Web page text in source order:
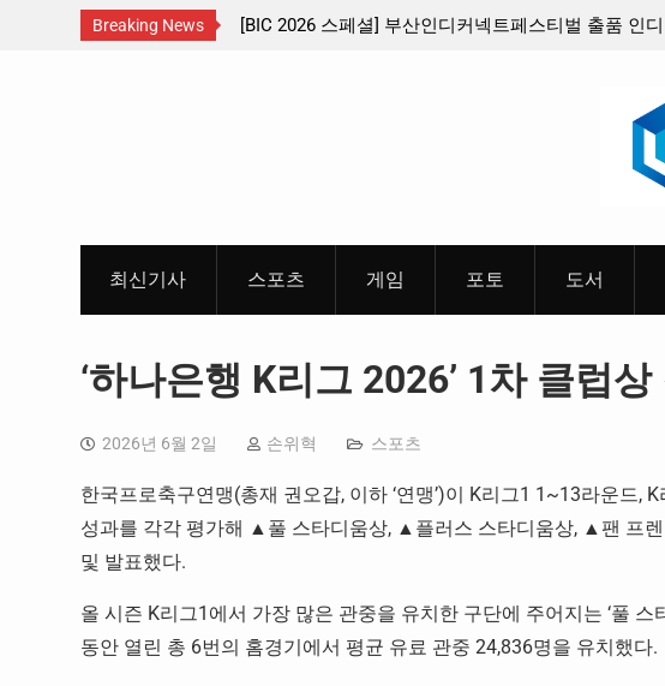
Breaking News
넥트페스티벌 출품 인디
판타지 케이팝 애니메이션 ‘고스트밴드’ 8월 26일(수)
최신기사 스포츠 게임 포토 도서
‘하나은행 K리그 2026’ 1차 클럽
2026년 6월 2일 손위혁 스포츠
한국프로축구연맹(총재 권오갑, 이하 ‘연맹’)이 K리그1 1~13라운드,
성과를 각각 평가해 ▲풀 스타디움상, ▲플러스 스타디움상, ▲팬 프
및 발표했다.
올 시즌 K리그1에서 가장 많은 관중을 유치한 구단에 주어지는 ‘풀
동안 열린 총 6번의 홈경기에서 평균 유료 관중 24,836명을 유치했다.